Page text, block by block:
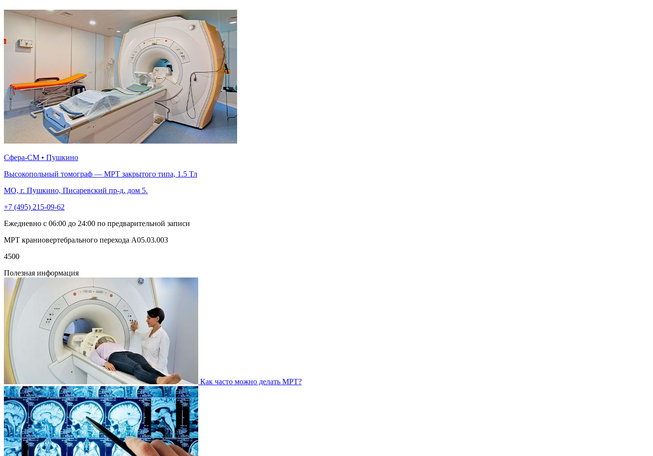
Сфера-СМ • Пушкино
Высокопольный томограф — МРТ закрытого типа, 1.5 Тл
МО, г. Пушкино, Писаревский пр-д, дом 5.
+7 (495) 215-09-62
Ежедневно с 06:00 до 24:00 по предварительной записи
МРТ краниовертебрального перехода A05.03.003
4500
Полезная информация
Как часто можно делать МРТ?